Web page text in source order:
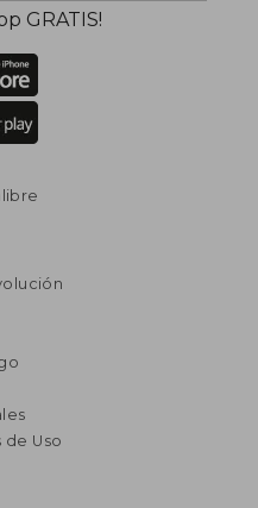
GRATIS!
de Uso